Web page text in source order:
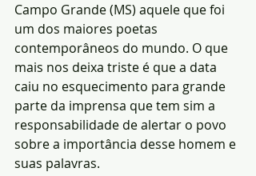
Campo Grande (MS) aquele que foi
um dos maiores poetas
contemporâneos do mundo. O que
mais nos deixa triste é que a data
caiu no esquecimento para grande
parte da imprensa que tem sim a
responsabilidade de alertar o povo
sobre a importância desse homem e
suas palavras.